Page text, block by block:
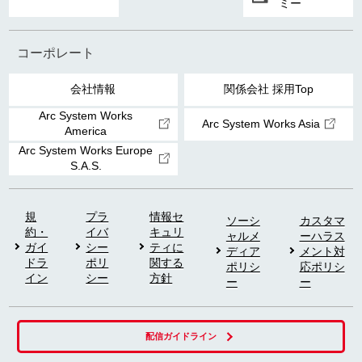
ミー
コーポレート
会社情報 関係会社 採用Top
Arc System Works
America
Arc System Works Asia
Arc System Works Europe
S.A.S.
規
約・
ガイ
ドラ
イン
プラ
イバ
シー
ポリ
シー
情報セ
キュリ
ティに
関する
方針
ソーシ
ャルメ
ディア
ポリシ
ー
カスタマ
ーハラス
メント対
応ポリシ
ー
配信ガイドライン